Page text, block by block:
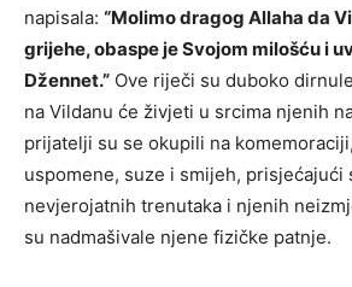
napisala: “Molimo dragog Allaha da
grijehe, obaspe je Svojom milošću i
Džennet.” Ove riječi su duboko
na Vildanu će živjeti u srcima njenih
prijatelji su se okupili na
uspomene, suze i smijeh, prisjećajući
nevjerojatnih trenutaka i njenih
su nadmašivale njene fizičke patnje.